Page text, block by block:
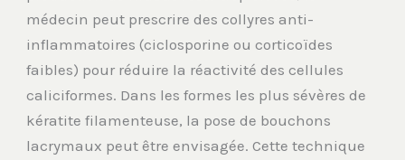
médecin peut prescrire des collyres anti-
inflammatoires (ciclosporine ou corticoïdes
faibles) pour réduire la réactivité des cellules
caliciformes. Dans les formes les plus sévères de
kératite filamenteuse, la pose de bouchons
lacrymaux peut être envisagée. Cette technique